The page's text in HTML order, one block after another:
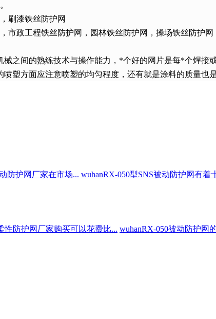
刷漆铁丝防护网
市政工程铁丝防护网，园林铁丝防护网，操场铁丝防护网
之间的熟练技术与操作能力，*个好的网片是每*个焊接
塑方面应注意喷塑的均匀程度，还有就是涂料的质量也是
防护网厂家在市场... wuhanRX-050型SNS被动防护网有着
性防护网厂家购买可以花费比... wuhanRX-050被动防护网